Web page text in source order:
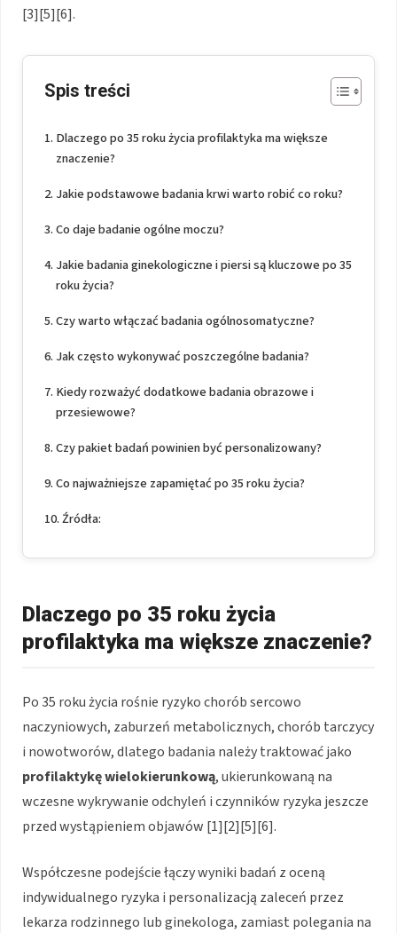
[3][5][6].
Spis treści
Dlaczego po 35 roku życia profilaktyka ma większe
znaczenie?
Jakie podstawowe badania krwi warto robić co roku?
Co daje badanie ogólne moczu?
Jakie badania ginekologiczne i piersi są kluczowe po 35
roku życia?
Czy warto włączać badania ogólnosomatyczne?
Jak często wykonywać poszczególne badania?
Kiedy rozważyć dodatkowe badania obrazowe i
przesiewowe?
Czy pakiet badań powinien być personalizowany?
Co najważniejsze zapamiętać po 35 roku życia?
Źródła:
Dlaczego po 35 roku życia
profilaktyka ma większe znaczenie?
Po 35 roku życia rośnie ryzyko chorób sercowo
naczyniowych, zaburzeń metabolicznych, chorób tarczycy
i nowotworów, dlatego badania należy traktować jako
profilaktykę wielokierunkową, ukierunkowaną na
wczesne wykrywanie odchyleń i czynników ryzyka jeszcze
przed wystąpieniem objawów [1][2][5][6].
Współczesne podejście łączy wyniki badań z oceną
indywidualnego ryzyka i personalizacją zaleceń przez
lekarza rodzinnego lub ginekologa, zamiast polegania na